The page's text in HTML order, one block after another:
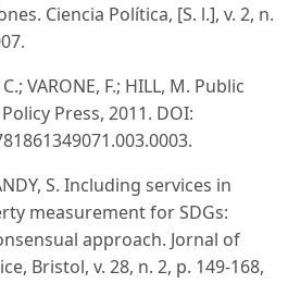
Ciencia Política, [S. l.], v. 2, n.
C.; VARONE, F.; HILL, M. Public
Press, 2011. DOI:
S. Including services in
measurement for SDGs:
approach. Jornal of
Bristol, v. 28, n. 2, p. 149-168,